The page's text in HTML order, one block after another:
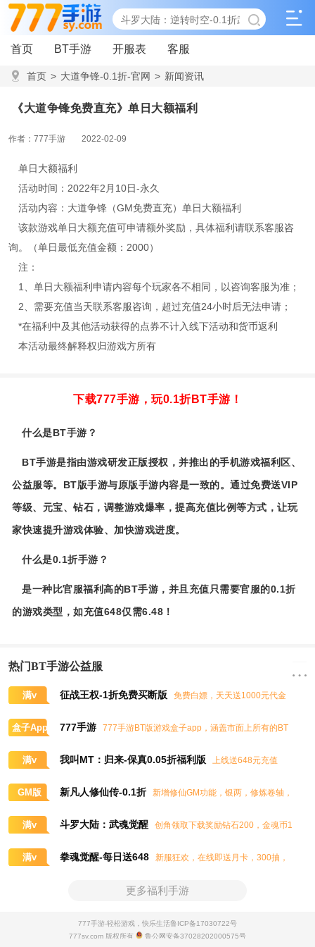
首页 BT手游 开服表 客服
首页 > 大道争锋-0.1折-官网 > 新闻资讯
《大道争锋免费直充》单日大额福利
作者：777手游 2022-02-09
单日大额福利
活动时间：2022年2月10日-永久
活动内容：大道争锋（GM免费直充）单日大额福利
该款游戏单日大额充值可申请额外奖励，具体福利请联系客服咨
询。（单日最低充值金额：2000）
注：
1、单日大额福利申请内容每个玩家各不相同，以咨询客服为准；
2、需要充值当天联系客服咨询，超过充值24小时后无法申请；
*在福利中及其他活动获得的点券不计入线下活动和货币返利
本活动最终解释权归游戏方所有
下载777手游，玩0.1折BT手游！
什么是BT手游？
BT手游是指由游戏研发正版授权，并推出的手机游戏福利区、
公益服等。BT版手游与原版手游内容是一致的。通过免费送VIP
等级、元宝、钻石，调整游戏爆率，提高充值比例等方式，让玩
家快速提升游戏体验、加快游戏进度。
什么是0.1折手游？
是一种比官服福利高的BT手游，并且充值只需要官服的0.1折
的游戏类型，如充值648仅需6.48！
热门BT手游公益服
满v 征战王权-1折免费买断版
免费白嫖，天天送1000元代金
盒子App 777手游
777手游BT版游戏盒子app，涵盖市面上所有的BT
满v 我叫MT：归来-保真0.05折福利版
上线送648元充值
GM版 新凡人修仙传-0.1折
新增修仙GM功能，银两，修炼卷轴，
满v 斗罗大陆：武魂觉醒
创角领取下载奖励钻石200，金魂币1
满v 拳魂觉醒-每日送648
新服狂欢，在线即送月卡，300抽，
更多福利手游
777手游-轻松游戏，快乐生活鲁ICP备17030722号
777sy.com 版权所有
鲁公网安备37028202000575号